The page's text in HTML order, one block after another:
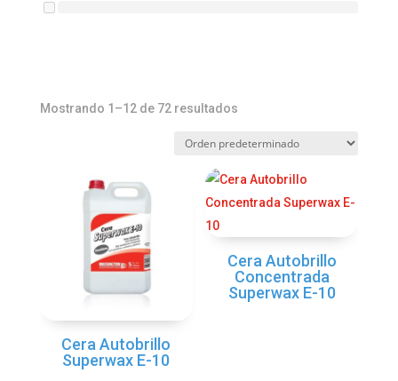
Mostrando 1–12 de 72 resultados
Cera Autobrillo
Superwax E-10
Cera Autobrillo
Concentrada
Superwax E-10